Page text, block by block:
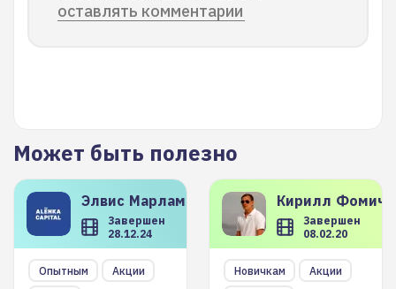
оставлять комментарии
Может быть полезно
Элвис Марламов
Завершен
28.12.24
Опытным
Акции
Кирилл
Завершен
08.02.20
Новичкам
Акции